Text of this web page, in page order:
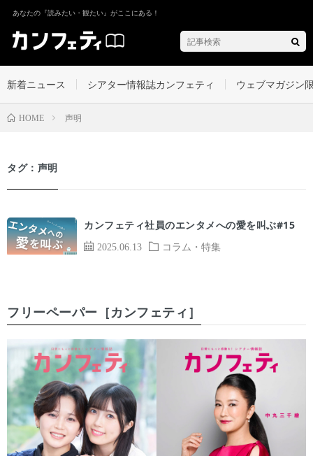
あなたの『読みたい・観たい』がここにある！
新着ニュース シアター情報誌カンフェティ ウェブマガジン
HOME 声明
タグ：声明
2025.06.13 コラム・特集
カンフェティ社員のエンタメへの愛を叫ぶ#15
フリーペーパー［カンフェティ］